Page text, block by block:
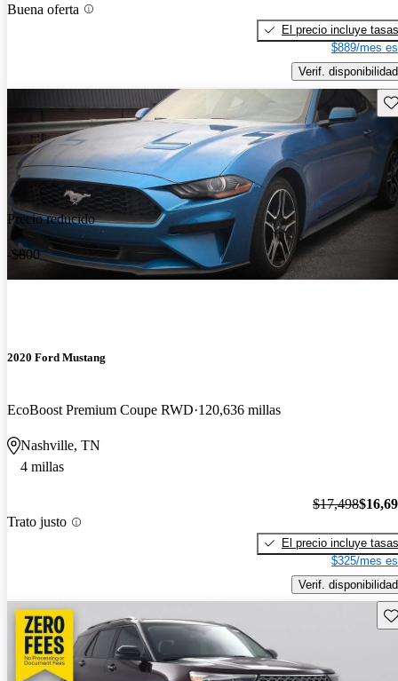
Buena oferta
El precio incluye tasas
$889/mes
Verif. disponibilidad
Precio reducido
-$800
2020 Ford Mustang
EcoBoost Premium Coupe RWD 120,636 millas
Nashville, TN
4 millas
Trato justo
$17,498
El precio incluye tasas
$325/mes
Verif. disponibilidad